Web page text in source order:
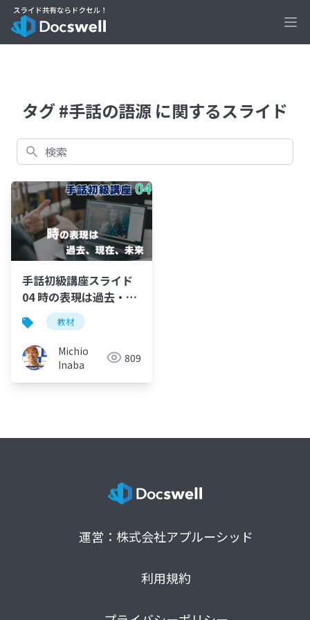
タグ #手話の語源 に関するスライド
検索
手話初級講座スライド
04 時の表現は過去・現
在・未来教材
Michio
Inaba
809
運営：株式会社アプルーシッド
利用規約